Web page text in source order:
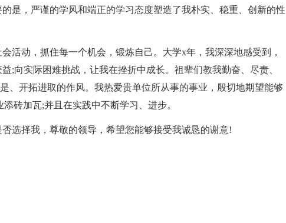
是，严谨的学风和端正的学习态度塑造了我朴实、稳重、创新的性
动，抓住每一个机会，锻炼自己。大学x年，我深深地感受到，
;向实际困难挑战，让我在挫折中成长。祖辈们教我勤奋、尽责、
、开拓进取的作风。我热爱贵单位所从事的事业，殷切地期望能够
砖加瓦;并且在实践中不断学习、进步。
择我，尊敬的领导，希望您能够接受我诚恳的谢意!